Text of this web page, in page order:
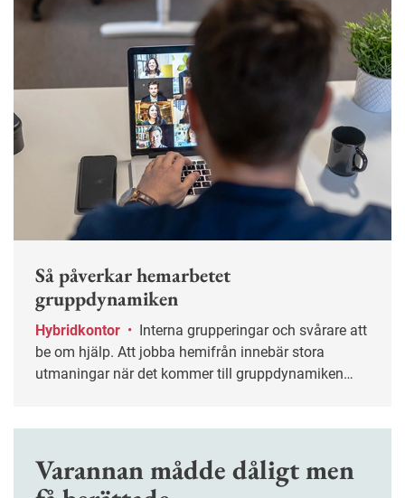
Så påverkar hemarbetet
gruppdynamiken
Hybridkontor •
be om hjälp. Att jobba hemifrån innebär stora
utmaningar när det kommer till gruppdynamiken
Varannan mådde dåligt men